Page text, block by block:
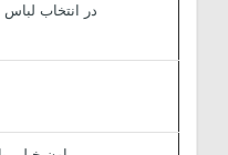
در انتخاب